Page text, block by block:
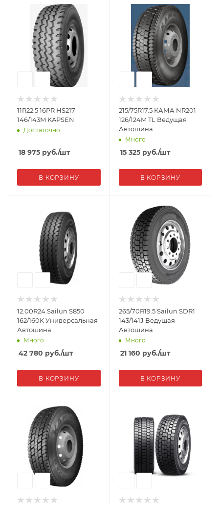
11R22.5 16PR HS217
146/143M KAPSEN
Достаточно
18 975 руб./шт
В КОРЗИНУ
215/75R17.5 КАМА NR201
126/124M TL Ведущая
Автошина
Много
15 325руб./шт
В КОРЗИНУ
12.00R24 Sailun S850
162/160K Универсальная
Автошина
Много
42 780 руб./шт
В КОРЗИНУ
265/70R19.5 Sailun SDR1
143/141J Ведущая
Автошина
Много
21 160 руб./шт
В КОРЗИНУ